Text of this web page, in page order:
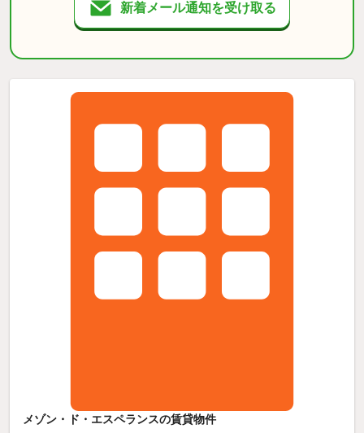
新着メール通知を受け取る
メゾン・ド・エスペランスの賃貸物件